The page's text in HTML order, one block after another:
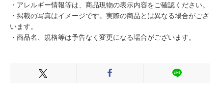
・アレルギー情報等は、商品現物の表示内容をご確認ください。
・掲載の写真はイメージです。実際の商品とは異なる場合がござ
います。
・商品名、規格等は予告なく変更になる場合がございます。
Xでシェアする FacebookでシェアするLINEでシェ